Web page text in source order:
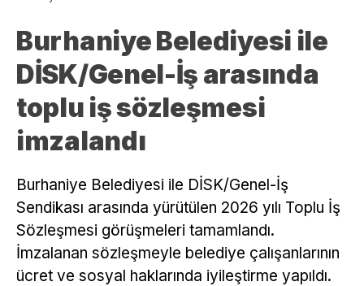
Burhaniye Belediyesi ile
DİSK/Genel-İş arasında
toplu iş sözleşmesi
imzalandı
Burhaniye Belediyesi ile DİSK/Genel-İş
Sendikası arasında yürütülen 2026 yılı Toplu İş
Sözleşmesi görüşmeleri tamamlandı.
İmzalanan sözleşmeyle belediye çalışanlarının
ücret ve sosyal haklarında iyileştirme yapıldı.